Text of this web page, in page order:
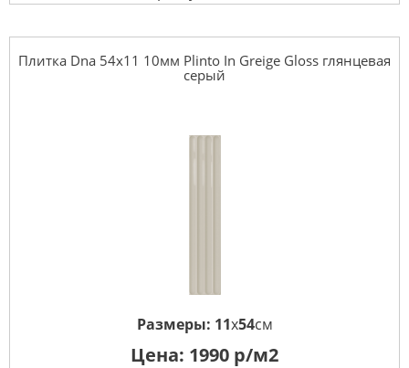
Плитка Dna 54x11 10мм Plinto In Greige Gloss глянцевая
серый
Размеры: 11x54см
Цена: 1990 р/м2